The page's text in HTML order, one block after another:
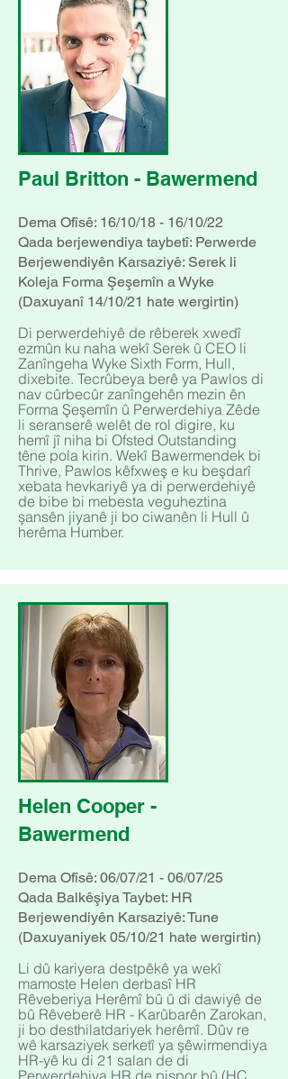
Paul Britton - Bawermend
Dema Ofîsê: 16/10/18 - 16/10/22
Qada berjewendiya taybetî: Perwerde
Berjewendiyên Karsaziyê: Serek li
Koleja Forma Şeşemîn a Wyke
(Daxuyanî 14/10/21 hate wergirtin)
Di perwerdehiyê de rêberek xwedî
ezmûn ku naha wekî Serek û CEO li
Zanîngeha Wyke Sixth Form, Hull,
dixebite. Tecrûbeya berê ya Pawlos di
nav cûrbecûr zanîngehên mezin ên
Forma Şeşemîn û Perwerdehiya Zêde
li seranserê welêt de rol digire, ku
hemî jî niha bi Ofsted Outstanding
têne pola kirin. Wekî Bawermendek bi
Thrive, Pawlos kêfxweş e ku beşdarî
xebata hevkariyê ya di perwerdehiyê
de bibe bi mebesta veguheztina
şansên jiyanê ji bo ciwanên li Hull û
herêma Humber.
Helen Cooper -
Bawermend
Dema Ofîsê: 06/07/21 - 06/07/25
Qada Balkêşiya Taybet: HR
Berjewendiyên Karsaziyê: Tune
(Daxuyaniyek 05/10/21 hate wergirtin)
Li dû kariyera destpêkê ya wekî
mamoste Helen derbasî HR
Rêveberiya Herêmî bû û di dawiyê de
bû Rêveberê HR - Karûbarên Zarokan,
ji bo desthilatdariyek herêmî. Dûv re
wê karsaziyek serketî ya şêwirmendiya
HR-yê ku di 21 salan de di
Perwerdehiya HR de pispor bû (HC